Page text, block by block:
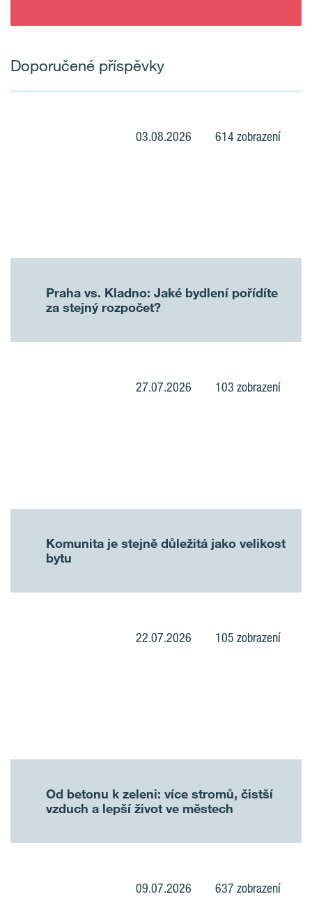
Doporučené příspěvky
03.08.2026 614 zobrazení
Praha vs. Kladno: Jaké bydlení pořídíte
za stejný rozpočet?
27.07.2026 103 zobrazení
Komunita je stejně důležitá jako velikost
bytu
22.07.2026 105 zobrazení
Od betonu k zeleni: více stromů, čistší
vzduch a lepší život ve městech
09.07.2026 637 zobrazení